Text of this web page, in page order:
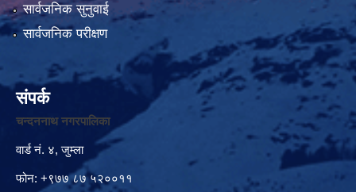
सार्वजनिक सुनुवाई
सार्वजनिक परीक्षण
संपर्क
चन्दननाथ नगरपालिका
वार्ड नं. ४, जुम्ला
फोन: +९७७ ८७ ५२००११